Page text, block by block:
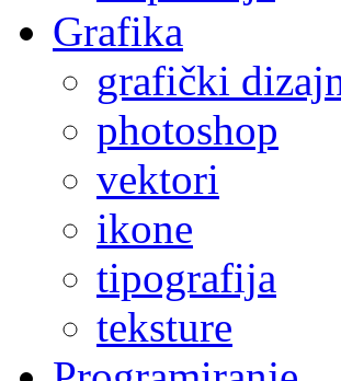
Grafika
grafički
photoshop
vektori
ikone
tipografija
teksture